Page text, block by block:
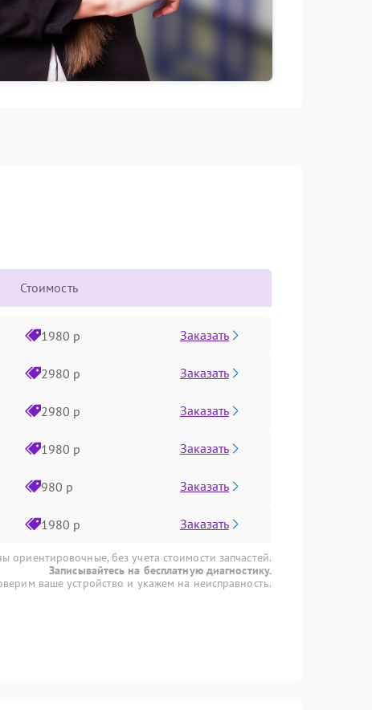
Стоимость
1980 р Заказать
2980 р Заказать
2980 р Заказать
1980 р Заказать
980 р Заказать
1980 р Заказать
ориентировочные, без учета стоимости запчастей.
Записывайтесь на бесплатную диагностику.
ваше устройство и укажем на неисправность.